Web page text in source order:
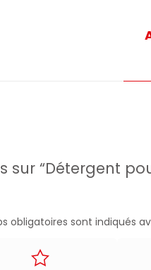
WHITE MUSK –
sur “Détergent
obligatoires sont indiqués